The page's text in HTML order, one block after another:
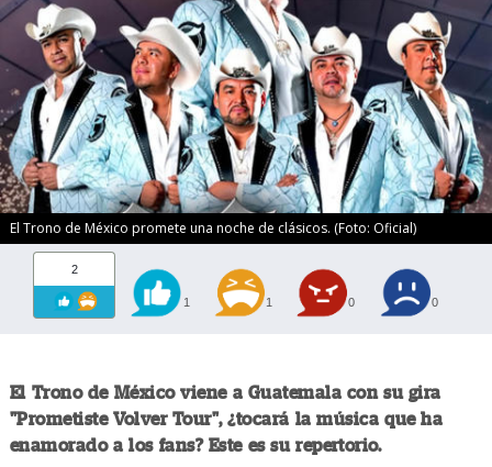
El Trono de México promete una noche de clásicos. (Foto: Oficial)
2
1 1 0 0
El Trono de México viene a Guatemala con su gira
"Prometiste Volver Tour", ¿tocará la música que ha
enamorado a los fans? Este es su repertorio.